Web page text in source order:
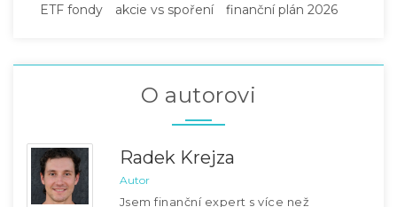
ETF fondy
akcie vs spoření finanční plán 2026
O autorovi
Radek Krejza
Autor
Jsem finanční expert s více než